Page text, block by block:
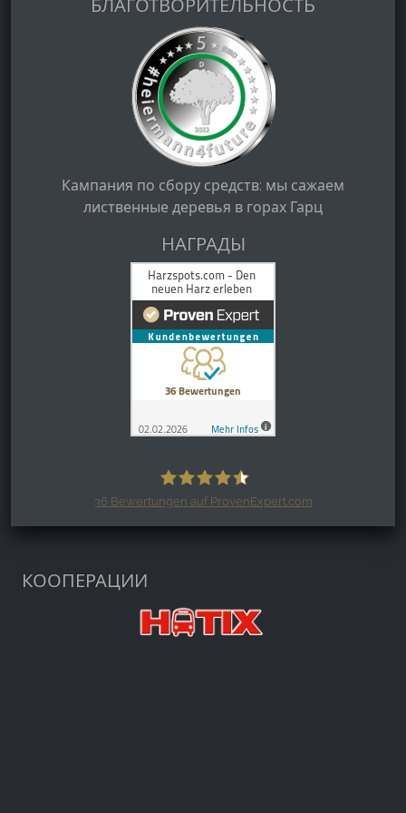
БЛАГОТВОРИТЕЛЬНОСТЬ
Кампания по сбору средств: мы сажаем
лиственные деревья в горах Гарц
НАГРАДЫ
36 Bewertungen auf ProvenExpert.com
КООПЕРАЦИИ